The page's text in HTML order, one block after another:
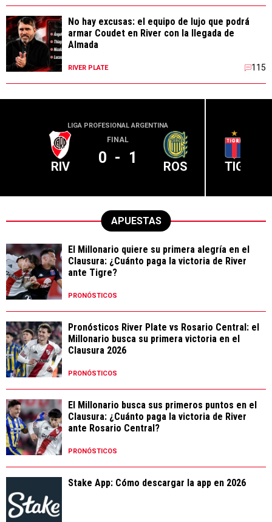
No hay excusas: el equipo de lujo que podrá
armar Coudet en River con la llegada de
Almada
RIVER PLATE 115
LIGA PROFESIONAL ARGENTINA
RIV
FINAL
0 - 1 ROS TIG
APUESTAS
El Millonario quiere su primera alegría en el
Clausura: ¿Cuánto paga la victoria de River
ante Tigre?
PRONÓSTICOS
Pronósticos River Plate vs Rosario Central: el
Millonario busca su primera victoria en el
Clausura 2026
PRONÓSTICOS
El Millonario busca sus primeros puntos en el
Clausura: ¿Cuánto paga la victoria de River
ante Rosario Central?
PRONÓSTICOS
Stake App: Cómo descargar la app en 2026